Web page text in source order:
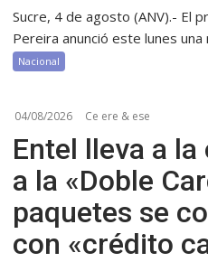
Sucre, 4 de agosto (ANV).- El
Pereira anunció este lunes
Nacional
04/08/2026 Ce ere & ese
Entel lleva a
a la «Doble
paquetes se
con «crédito